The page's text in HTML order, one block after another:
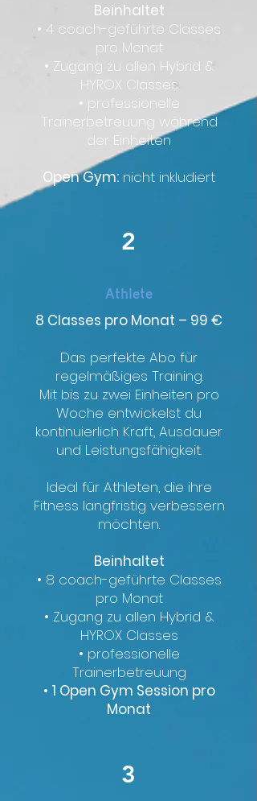
Beinhaltet
• 4 coach-geführte Classes
pro Monat
• Zugang zu allen Hybrid &
HYROX Classes
• professionelle
Trainerbetreuung während
der Einheiten
Open Gym: nicht inkludiert
2
Athlete
8 Classes pro Monat – 99 €
Das perfekte Abo für
regelmäßiges Training.
Mit bis zu zwei Einheiten pro
Woche entwickelst du
kontinuierlich Kraft, Ausdauer
und Leistungsfähigkeit.
Ideal für Athleten, die ihre
Fitness langfristig verbessern
möchten.
Beinhaltet
• 8 coach-geführte Classes
pro Monat
• Zugang zu allen Hybrid &
HYROX Classes
• professionelle
Trainerbetreuung
• 1 Open Gym Session pro
Monat
3